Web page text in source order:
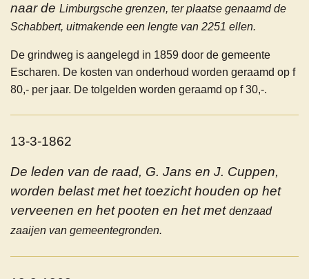
naar de Limburgsche grenzen, ter plaatse genaamd de
Schabbert, uitmakende een lengte van 2251 ellen.
De grindweg is aangelegd in 1859 door de gemeente
Escharen. De kosten van onderhoud worden geraamd op f
80,- per jaar. De tolgelden worden geraamd op f 30,-.
13-3-1862
De leden van de raad, G. Jans en J. Cuppen,
worden belast met het toezicht houden op het
verveenen en het pooten en het met denzaad
zaaijen van gemeentegronden.